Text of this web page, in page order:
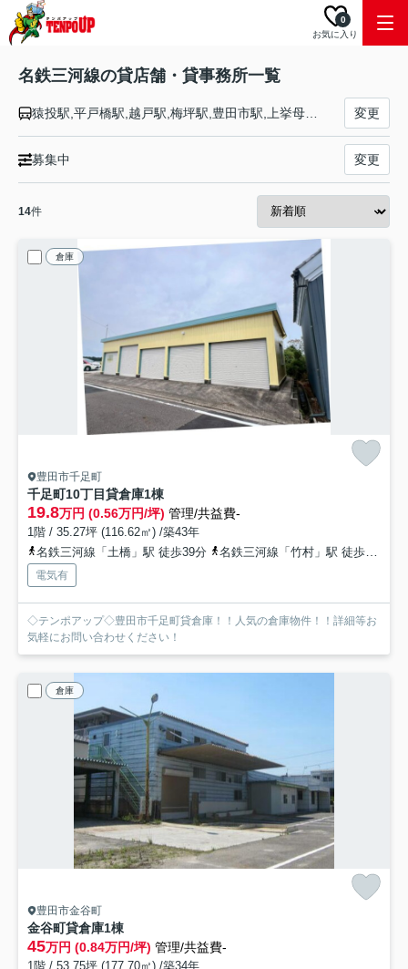
お気に入り
0
名鉄三河線の貸店舗・貸事務所一覧
変更
募集中 変更
14件
倉庫
豊田市千足町
千足町10丁目貸倉庫1棟
19.8万円 (0.56万円/坪) 管理/共益費-
1階 / 35.27坪 (116.62㎡) /築43年
名鉄三河線「土橋」駅 徒歩39分
名鉄三河線「竹村」駅 徒歩61分
電気有
◇テンポアップ◇豊田市千足町貸倉庫！！人気の倉庫物件！！詳細等お
気軽にお問い合わせください！
倉庫
豊田市金谷町
金谷町貸倉庫1棟
45万円 (0.84万円/坪) 管理/共益費-
1階 / 53.75坪 (177.70㎡) /築34年